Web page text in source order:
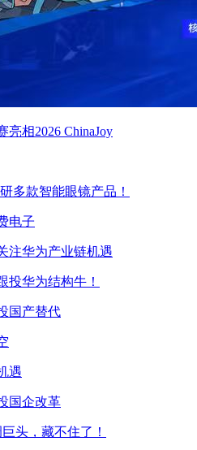
相2026 ChinaJoy
多款智能眼镜产品！
电子
注华为产业链机遇
投华为结构牛！
国产替代
遇
国企改革
头，藏不住了！